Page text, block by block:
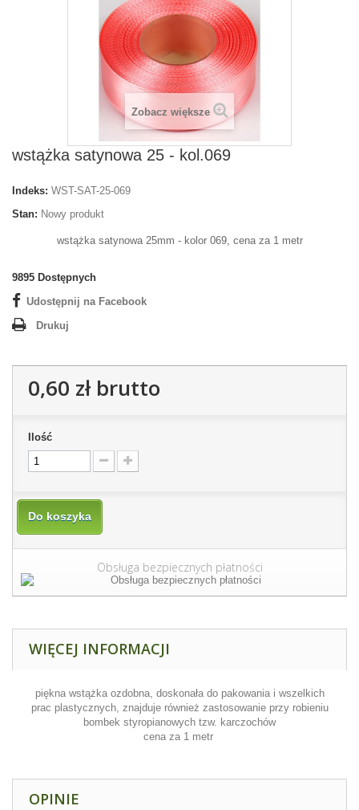
Zobacz większe
wstążka satynowa 25 - kol.069
Indeks: WST-SAT-25-069
Stan: Nowy produkt
wstążka satynowa 25mm - kolor 069, cena za 1 metr
9895 Dostępnych
Udostępnij na Facebook
Drukuj
0,60 złbrutto
Ilość
Do koszyka
Obsługa bezpiecznych płatności
WIĘCEJ INFORMACJI
piękna wstążka ozdobna, doskonała do pakowania i wszelkich
prac plastycznych, znajduje również zastosowanie przy robieniu
bombek styropianowych tzw. karczochów
cena za 1 metr
OPINIE